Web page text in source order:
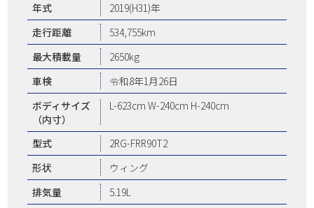
年式
2019(H31)年
走行距離
534,755km
最大積載量
2650kg
車検
令和8年1月26日
ボディサイズ
（内寸）
L-623cm W-240cm H-240cm
型式
2RG-FRR90T2
形状
ウィング
排気量
5.19L